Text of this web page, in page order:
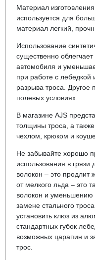
Материал
используется для
материал легкий,
Использование
существенно
автомобиля и
при работе с лебедкой
разрыва троса. Другое
полевых условиях.
В магазине AJS
толщины троса, а
чехлом, крюком и
Не забывайте хорошо
использования в
волокон – это продлит
от мелкого льда – это
волокон и уменьшению
замене стального
установить клюз из
стандартных губок
возможных царапин и
трос.